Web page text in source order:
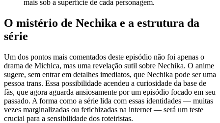
mais sob a superfície de cada personagem.
O mistério de Nechika e a estrutura da
série
Um dos pontos mais comentados deste episódio não foi apenas o
drama de Michica, mas uma revelação sutil sobre Nechika. O anime
sugere, sem entrar em detalhes imediatos, que Nechika pode ser uma
pessoa trans. Essa possibilidade acendeu a curiosidade da base de
fãs, que agora aguarda ansiosamente por um episódio focado em seu
passado. A forma como a série lida com essas identidades — muitas
vezes marginalizadas ou fetichizadas na internet — será um teste
crucial para a sensibilidade dos roteiristas.